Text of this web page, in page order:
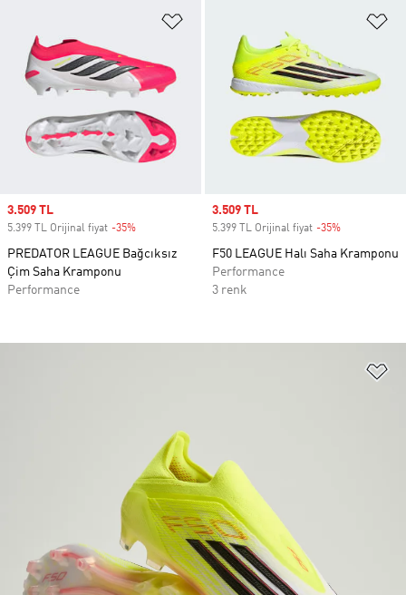
Sale price
3.509 TL
5.399 TL Orijinal fiyat -35%
PREDATOR LEAGUE Bağcıksız
Çim Saha Kramponu
Performance
Sale price
3.509 TL
5.399 TL Orijinal fiyat -35%
F50 LEAGUE Halı Saha Kramponu
Performance
3 renk